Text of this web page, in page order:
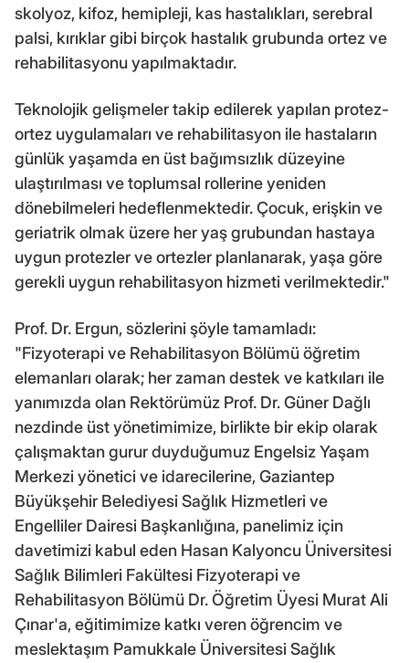
skolyoz, kifoz, hemipleji, kas hastalıkları, serebral
palsi, kırıklar gibi birçok hastalık grubunda ortez ve
rehabilitasyonu yapılmaktadır.
Teknolojik gelişmeler takip edilerek yapılan protez-
ortez uygulamaları ve rehabilitasyon ile hastaların
günlük yaşamda en üst bağımsızlık düzeyine
ulaştırılması ve toplumsal rollerine yeniden
dönebilmeleri hedeflenmektedir. Çocuk, erişkin ve
geriatrik olmak üzere her yaş grubundan hastaya
uygun protezler ve ortezler planlanarak, yaşa göre
gerekli uygun rehabilitasyon hizmeti verilmektedir."
Prof. Dr. Ergun, sözlerini şöyle tamamladı:
"Fizyoterapi ve Rehabilitasyon Bölümü öğretim
elemanları olarak; her zaman destek ve katkıları ile
yanımızda olan Rektörümüz Prof. Dr. Güner Dağlı
nezdinde üst yönetimimize, birlikte bir ekip olarak
çalışmaktan gurur duyduğumuz Engelsiz Yaşam
Merkezi yönetici ve idarecilerine, Gaziantep
Büyükşehir Belediyesi Sağlık Hizmetleri ve
Engelliler Dairesi Başkanlığına, panelimiz için
davetimizi kabul eden Hasan Kalyoncu Üniversitesi
Sağlık Bilimleri Fakültesi Fizyoterapi ve
Rehabilitasyon Bölümü Dr. Öğretim Üyesi Murat Ali
Çınar'a, eğitimimize katkı veren öğrencim ve
meslektaşım Pamukkale Üniversitesi Sağlık